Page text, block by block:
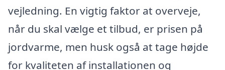
vejledning. En vigtig faktor at overveje,
når du skal vælge et tilbud, er prisen på
jordvarme, men husk også at tage højde
for kvaliteten af installationen og